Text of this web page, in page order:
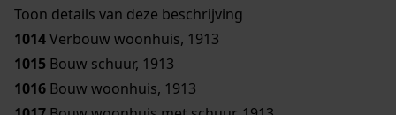
Toon details van deze beschrijving
1014Verbouw woonhuis, 1913
1015 Bouw schuur, 1913
1016 Bouw woonhuis, 1913